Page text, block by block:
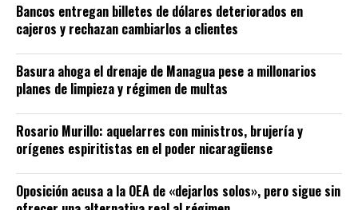
Bancos entregan billetes de dólares deteriorados en
cajeros y rechazan cambiarlos a clientes
Basura ahoga el drenaje de Managua pese a millonarios
planes de limpieza y régimen de multas
Rosario Murillo: aquelarres con ministros, brujería y
orígenes espiritistas en el poder nicaragüense
Oposición acusa a la OEA de «dejarlos solos», pero sigue sin